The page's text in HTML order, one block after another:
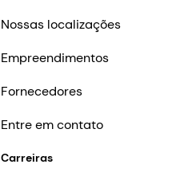
Nossas localizações
Empreendimentos
Fornecedores
Entre em contato
Carreiras